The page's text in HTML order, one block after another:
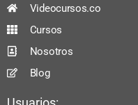
Videocursos.co
Cursos
Nosotros
Blog